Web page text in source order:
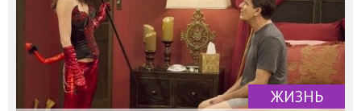
ЖИЗНЬ